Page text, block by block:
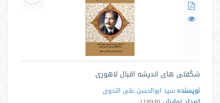
شگفتی های اندیشه اقبال لاهوری
نویسنده سید ابوالحسن علی الندوی